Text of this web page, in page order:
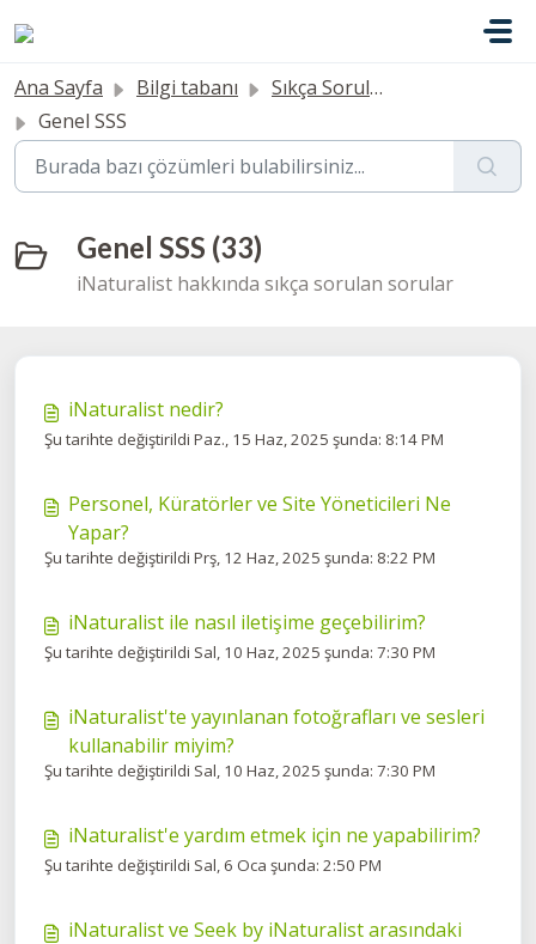
Ana Sayfa Bilgi tabanı
Sıkça Sorulan Sorular
Genel SSS
Genel SSS (33)
iNaturalist hakkında sıkça sorulan sorular
iNaturalist nedir?
Şu tarihte değiştirildi Paz., 15 Haz, 2025 şunda: 8:14 PM
Personel, Küratörler ve Site Yöneticileri Ne
Yapar?
Şu tarihte değiştirildi Prş, 12 Haz, 2025 şunda: 8:22 PM
iNaturalist ile nasıl iletişime geçebilirim?
Şu tarihte değiştirildi Sal, 10 Haz, 2025 şunda: 7:30 PM
iNaturalist'te yayınlanan fotoğrafları ve sesleri
kullanabilir miyim?
Şu tarihte değiştirildi Sal, 10 Haz, 2025 şunda: 7:30 PM
iNaturalist'e yardım etmek için ne yapabilirim?
Şu tarihte değiştirildi Sal, 6 Oca şunda: 2:50 PM
iNaturalist ve Seek by iNaturalist arasındaki